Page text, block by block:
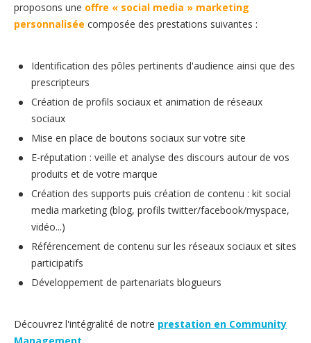
proposons une offre « social media » marketing
personnalisée composée des prestations suivantes :
Identification des pôles pertinents d'audience ainsi que des
prescripteurs
Création de profils sociaux et animation de réseaux
sociaux
Mise en place de boutons sociaux sur votre site
E-réputation : veille et analyse des discours autour de vos
produits et de votre marque
Création des supports puis création de contenu : kit social
media marketing (blog, profils twitter/facebook/myspace,
vidéo...)
Référencement de contenu sur les réseaux sociaux et sites
participatifs
Développement de partenariats blogueurs
Découvrez l'intégralité de notre prestation en Community